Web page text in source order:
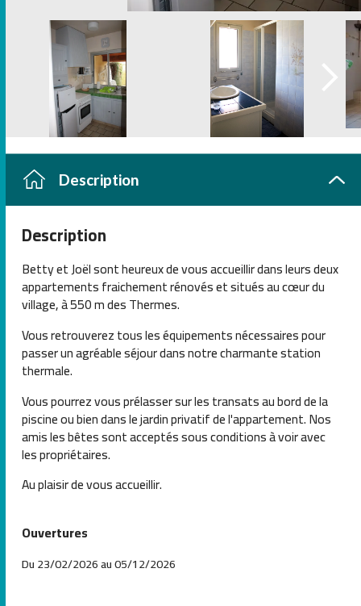
Description
Description
Betty et Joël sont heureux de vous accueillir dans leurs deux
appartements fraichement rénovés et situés au cœur du
village, à 550 m des Thermes.
Vous retrouverez tous les équipements nécessaires pour
passer un agréable séjour dans notre charmante station
thermale.
Vous pourrez vous prélasser sur les transats au bord de la
piscine ou bien dans le jardin privatif de l'appartement. Nos
amis les bêtes sont acceptés sous conditions à voir avec
les propriétaires.
Au plaisir de vous accueillir.
Ouvertures
Du 23/02/2026 au 05/12/2026